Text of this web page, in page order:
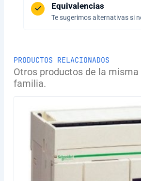
Equivalencias
Te sugerimos alternativas si
PRODUCTOS RELACIONADOS
Otros productos de la misma
familia.